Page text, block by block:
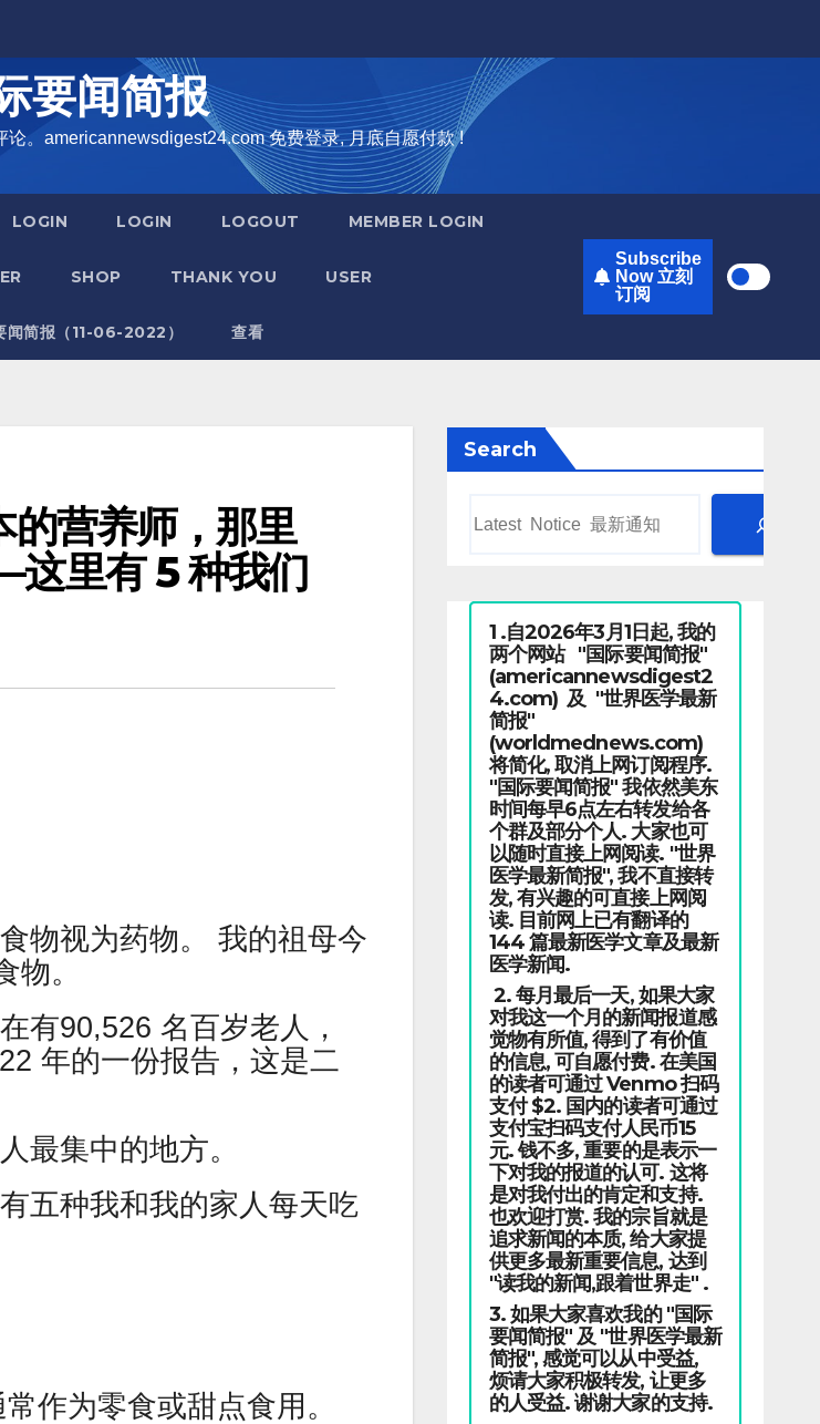
要闻简报
。americannewsdigest24.com 免费登录, 月底自愿付款 !
LOGIN LOGIN LOGOUT MEMBER LOGIN
SHOP THANK YOU USER
闻简报（11-06-2022） 查看
Subscribe
Now 立刻
订阅
的营养师，那里
里有 5 种我们
物视为药物。 我的祖母今
。
有90,526 名百岁老人，
年的一份报告，这是二
最集中的地方。
五种我和我的家人每天吃
作为零食或甜点食用。
Search
1 .自2026年3月1日起, 我的
两个网站 "国际要闻简报"
(americannewsdigest2
4.com) 及 "世界医学最新
简报"
(worldmednews.com)
将简化, 取消上网订阅程序.
"国际要闻简报" 我依然美东
时间每早6点左右转发给各
个群及部分个人. 大家也可
以随时直接上网阅读. "世界
医学最新简报", 我不直接转
发, 有兴趣的可直接上网阅
读. 目前网上已有翻译的
144 篇最新医学文章及最新
医学新闻.
2. 每月最后一天, 如果大家
对我这一个月的新闻报道感
觉物有所值, 得到了有价值
的信息, 可自愿付费. 在美国
的读者可通过 Venmo 扫码
支付 $2. 国内的读者可通过
支付宝扫码支付人民币15
元. 钱不多, 重要的是表示一
下对我的报道的认可. 这将
是对我付出的肯定和支持.
也欢迎打赏. 我的宗旨就是
追求新闻的本质, 给大家提
供更多最新重要信息, 达到
"读我的新闻,跟着世界走" .
3. 如果大家喜欢我的 "国际
要闻简报" 及 "世界医学最新
简报", 感觉可以从中受益,
烦请大家积极转发, 让更多
的人受益. 谢谢大家的支持.